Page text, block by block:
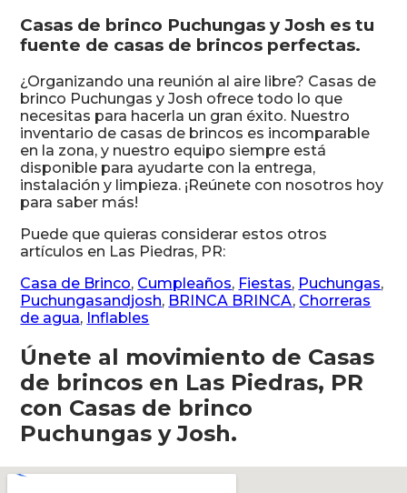
Casas de brinco Puchungas y Josh es tu
fuente de casas de brincos perfectas.
¿Organizando una reunión al aire libre? Casas de
brinco Puchungas y Josh ofrece todo lo que
necesitas para hacerla un gran éxito. Nuestro
inventario de casas de brincos es incomparable
en la zona, y nuestro equipo siempre está
disponible para ayudarte con la entrega,
instalación y limpieza. ¡Reúnete con nosotros hoy
para saber más!
Puede que quieras considerar estos otros
artículos en Las Piedras, PR:
Casa de Brinco, Cumpleaños, Fiestas, Puchungas,
Puchungasandjosh, BRINCA BRINCA, Chorreras
de agua, Inflables
Únete al movimiento de Casas
de brincos en Las Piedras, PR
con Casas de brinco
Puchungas y Josh.